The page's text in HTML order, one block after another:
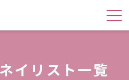
イリスト一覧